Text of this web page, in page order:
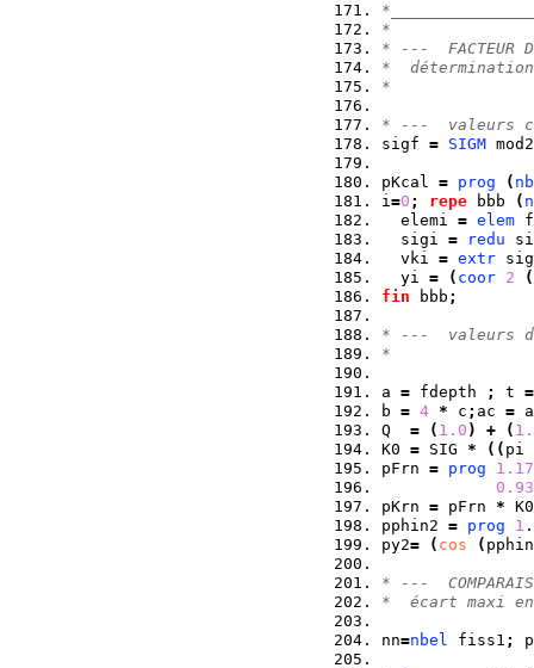
*
* ---  FACTEUR
*
*
* ---  valeurs
sigf = SIGM
pKcal = prog (
i=0 ; repe bbb (
  elemi
= elem
  sigi
= redu
  vki
= extr
  yi
= ( coor 2
(
fin bbb ;
* ---  valeurs de
*
a = fdepth ; t =
b = 4 * c ; ac = a
Q = ( 1.0 ) + (
K0 = SIG * ( ( pi
pFrn = prog
pKrn = pFrn * K0
pphin2 = prog 1
py2= ( cos (
* ---
*  écart maxi
nn=nbel fiss1 ;